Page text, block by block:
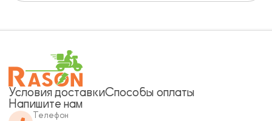
Условия доставкиСпособы оплаты
Напишите нам
Телефон